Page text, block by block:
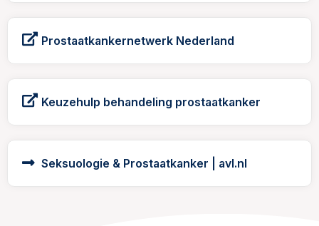
Prostaatkankernetwerk Nederland
Keuzehulp behandeling prostaatkanker
Seksuologie & Prostaatkanker | avl.nl